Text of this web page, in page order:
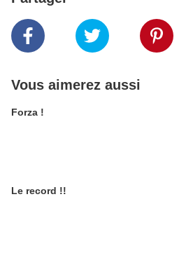
Vous aimerez aussi
Forza !
Le record !!